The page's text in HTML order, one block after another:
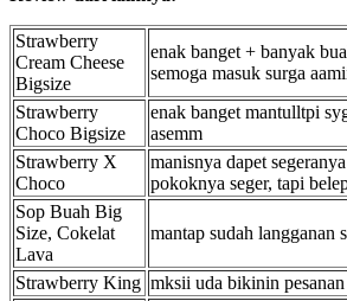
Strawberry
Cream Cheese
Bigsize
enak banget + banyak
semoga masuk surga
Strawberry
Choco Bigsize
enak banget mantulltpi
asemm
Strawberry X
Choco
manisnya dapet
pokoknya seger, tapi
Sop Buah Big
Size, Cokelat
Lava
mantap sudah langganan
Strawberry King mksii uda bikinin